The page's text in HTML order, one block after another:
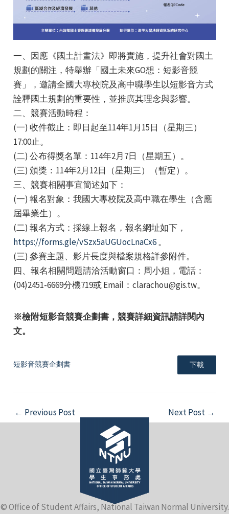
一、因應《國土計畫法》即將實施，提升社會對國土
規劃的關注，特舉辦「國土未來GO想：短影音競
賽」，邀請全國大專校院及高中職學生以短影音方式
詮釋國土規劃的重要性，並推廣其理念與影響。
二、競賽活動時程：
(一) 收件截止：即日起至114年1月15日（星期三）
17:00止。
(二) 公布得獎名單：114年2月7日（星期五）。
(三) 頒獎：114年2月12日（星期三）（暫定）。
三、競賽相關事宜簡述如下：
(一) 報名對象：我國大專校院及高中職在學生（含應
屆畢業生）。
(二) 報名方式：採線上報名，報名網址如下，
https://forms.gle/vSzx5aUGUocLnaCx6。
(三) 參賽主題、影片長度與檔案規格詳參附件。
四、報名相關問題請洽活動窗口：周小姐，電話：
(04)2451-6669分機719或 Email：clarachou@gis.tw。
※檢附短影音競賽企劃書，競賽詳細資訊請詳閱內
文。
短影音競賽企劃書 下載
Post
navigation
← Previous Post Next Post →
© Office of Student Affairs, National Taiwan Normal University.